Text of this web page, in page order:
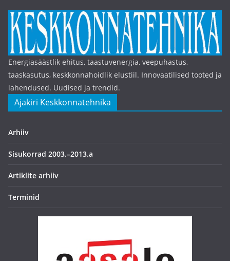
Energiasäästlik ehitus, taastuvenergia, veepuhastus,
taaskasutus, keskkonnahoidlik elustiil. Innovaatilised tooted ja
lahendused. Uudised ja trendid.
Ajakiri Keskkonnatehnika
Arhiiv
Sisukorrad 2003.–2013.a
Artiklite arhiiv
Terminid